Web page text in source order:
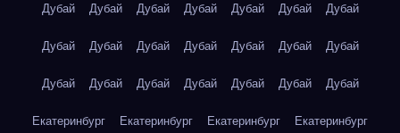
Дубай Дубай Дубай Дубай Дубай Дубай Дубай
Дубай Дубай Дубай Дубай Дубай Дубай Дубай
Дубай Дубай Дубай Дубай Дубай Дубай Дубай
Екатеринбург Екатеринбург Екатеринбург Екатеринбург